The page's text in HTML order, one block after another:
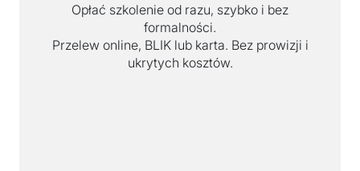
Opłać szkolenie od razu, szybko i bez
formalności.
Przelew online, BLIK lub karta. Bez prowizji i
ukrytych kosztów.